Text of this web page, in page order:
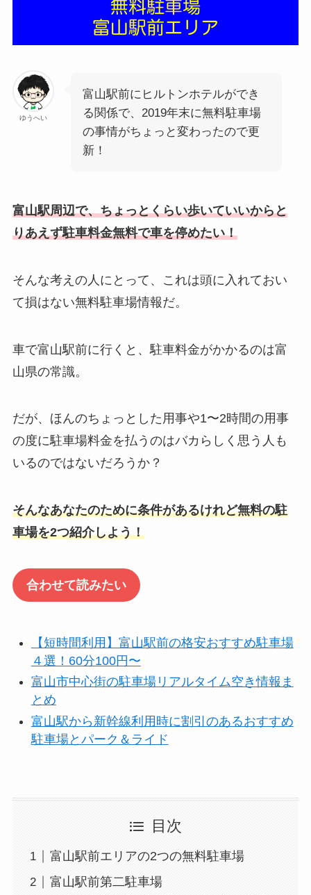
ゆうへい
富山駅前にヒルトンホテルができ
る関係で、2019年末に無料駐車場
の事情がちょっと変わったので更
新！
富山駅周辺で、ちょっとくらい歩いていいからと
りあえず駐車料金無料で車を停めたい！
そんな考えの人にとって、これは頭に入れておい
て損はない無料駐車場情報だ。
車で富山駅前に行くと、駐車料金がかかるのは富
山県の常識。
だが、ほんのちょっとした用事や1〜2時間の用事
の度に駐車場料金を払うのはバカらしく思う人も
いるのではないだろうか？
そんなあなたのために条件があるけれど無料の駐
車場を2つ紹介しよう！
合わせて読みたい
【短時間利用】富山駅前の格安おすすめ駐車場
４選！60分100円〜
富山市中心街の駐車場リアルタイム空き情報ま
とめ
富山駅から新幹線利用時に割引のあるおすすめ
駐車場とパーク＆ライド
目次
富山駅前エリアの2つの無料駐車場
富山駅前第二駐車場